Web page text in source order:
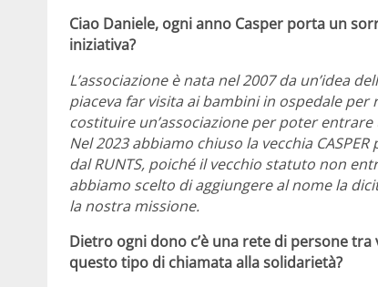
Ciao Daniele, ogni anno Casper porta un
iniziativa?
L’associazione è nata nel 2007 da un’idea
piaceva far visita ai bambini in ospedale
costituire un’associazione per poter
Nel 2023 abbiamo chiuso la vecchia
dal RUNTS, poiché il vecchio statuto non
abbiamo scelto di aggiungere al nome la
la nostra missione.
Dietro ogni dono c’è una rete di persone
questo tipo di chiamata alla solidarietà?